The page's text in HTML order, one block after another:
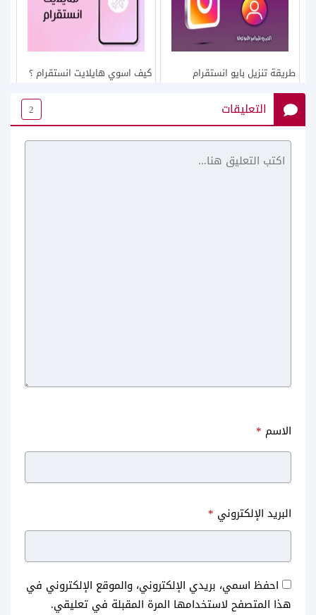
طريقة تنزيل بايو انستقرام
وتحميل بروفايل انستا بدون برامج
كيف اسوي هايلايت انستقرام ؟
انستقرام بدون برامج للجوال
التعليقات 2
الاسم *
البريد الإلكتروني *
احفظ اسمي، بريدي الإلكتروني، والموقع الإلكتروني في
هذا المتصفح لاستخدامها المرة المقبلة في تعليقي.